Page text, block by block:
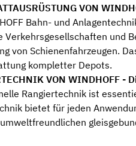
VON
Bahn- und
Verkehrsgesellschaften und
von Schienenfahrzeugen.
kompletter Depots.
VON WINDHOFF -
Rangiertechnik ist
bietet für jeden